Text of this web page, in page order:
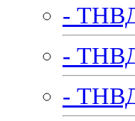
-
-
-